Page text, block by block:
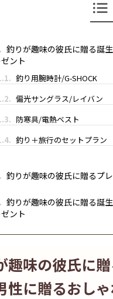
釣りが趣味の彼氏に贈る誕
ント
釣り用腕時計/G-SHOCK
偏光サングラス/レイバン
防寒具/電熱ベスト
釣り＋旅行のセットプラン
釣りが趣味の彼氏に贈るプ
釣りが趣味の彼氏に贈る誕
ント
趣味の彼氏に
性に贈るおし